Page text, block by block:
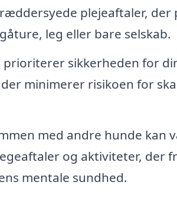
plejeaftaler, der
leg eller bare selskab.
sikkerheden for
minimerer risikoen for
med andre hunde kan
og aktiviteter, der
mentale sundhed.